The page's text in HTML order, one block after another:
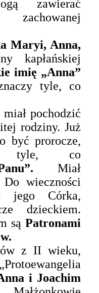
zawierać
Maryi, Anna,
kapłańskiej
imię „Anna”
tyle, co
miał pochodzić
rodziny. Już
być prorocze,
tyle, co
Panu”.Miał
wieczności
jego Córka,
dzieckiem.
sąPatronami
.
z II wieku,
i Joachim